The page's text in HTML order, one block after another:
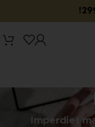
Imperdiet